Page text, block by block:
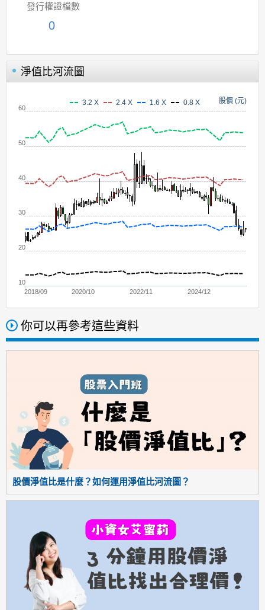
發行權證檔數
0
淨值比河流圖
股價 (元)
3.2 X 2.4 X 1.6 X 0.8 X
2018/09 2020/10 2022/11 2024/12
10
20
30
40
50
60
你可以再參考這些資料
股價淨值比是什麼？如何運用淨值比河流圖？